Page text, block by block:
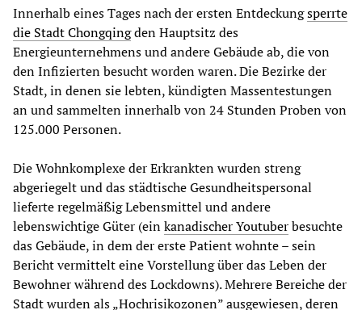
Innerhalb eines Tages nach der ersten Entdeckungsperrte
die Stadt Chongqingden Hauptsitz des
Energieunternehmens und andere Gebäude ab, die von
den Infizierten besucht worden waren. Die Bezirke der
Stadt, in denen sie lebten, kündigten Massentestungen
an und sammelten innerhalb von 24 Stunden Proben von
125.000 Personen.
Die Wohnkomplexe der Erkrankten wurden streng
abgeriegelt und das städtische Gesundheitspersonal
lieferte regelmäßig Lebensmittel und andere
lebenswichtige Güter (einkanadischer Youtuberbesuchte
das Gebäude, in dem der erste Patient wohnte – sein
Bericht vermittelt eine Vorstellung über das Leben der
Bewohner während des Lockdowns). Mehrere Bereiche der
Stadt wurden als „Hochrisikozonen” ausgewiesen, deren